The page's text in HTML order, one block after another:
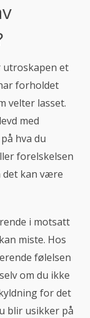
utroskapen et
forholdet
velter lasset.
med
hva du
forelskelsen
det kan være
i motsatt
miste. Hos
følelsen
om du ikke
for det
blir usikker på